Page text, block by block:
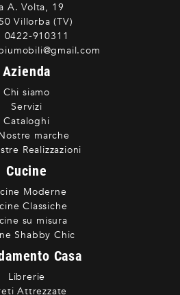
A. Volta, 19
Villorba (TV)
0422-910311
Azienda
Chi siamo
Servizi
Cataloghi
marche
Realizzazioni
Cucine
Moderne
Classiche
su misura
Shabby Chic
Casa
Librerie
Attrezzate